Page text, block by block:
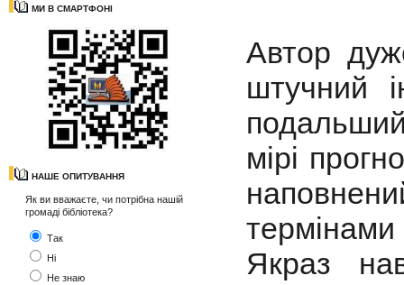
МИ В СМАРТФОНІ
НАШЕ ОПИТУВАННЯ
Як ви вважаєте, чи потрібна нашій
громаді бібліотека?
Так
Ні
Не знаю
Автор
штучний
подальший
мірі
термінами
Якраз